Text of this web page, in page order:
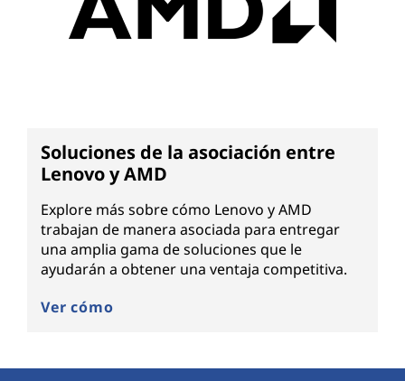
Soluciones de la asociación entre
Lenovo y AMD
Explore más sobre cómo Lenovo y AMD
trabajan de manera asociada para entregar
una amplia gama de soluciones que le
ayudarán a obtener una ventaja competitiva.
Ver cómo